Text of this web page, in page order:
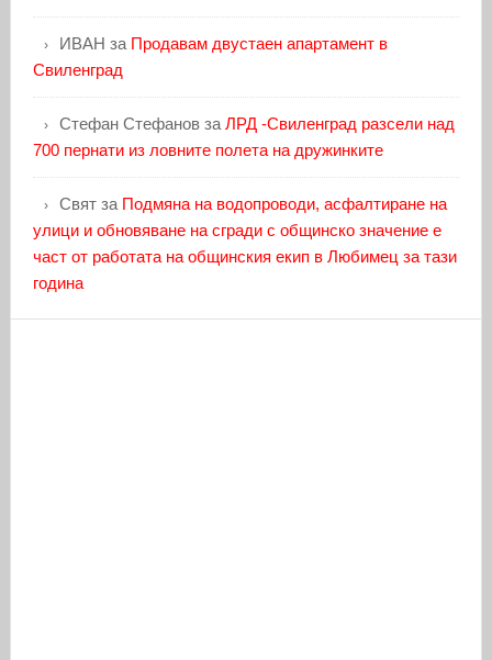
ИВАН за Продавам двустаен апартамент в
Свиленград
Стефан Стефановза ЛРД -Свиленград разсели над
700 пернати из ловните полета на дружинките
Святза Подмяна на водопроводи, асфалтиране на
улици и обновяване на сгради с общинско значение е
част от работата на общинския екип в Любимец за тази
година